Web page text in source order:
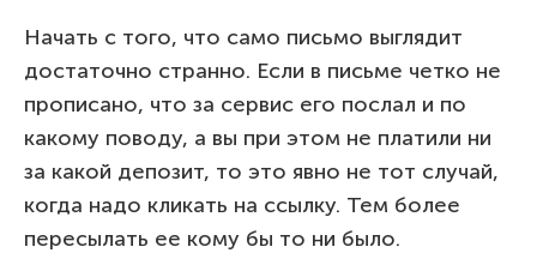
Начать с того, что само письмо выглядит
достаточно странно. Если в письме четко не
прописано, что за сервис его послал и по
какому поводу, а вы при этом не платили ни
за какой депозит, то это явно не тот случай,
когда надо кликать на ссылку. Тем более
пересылать ее кому бы то ни было.